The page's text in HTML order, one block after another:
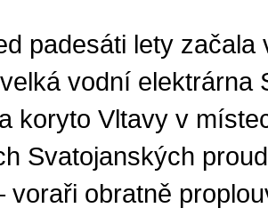
padesáti lety začala
vodní elektrárna
koryto Vltavy v
Svatojanských
voraři obratně